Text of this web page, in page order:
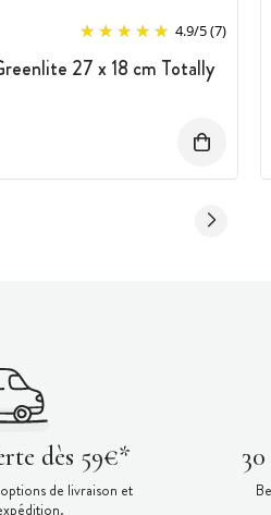
4.9/5(7)
27 x 18 cm Totally
dès 59€*
de livraison et